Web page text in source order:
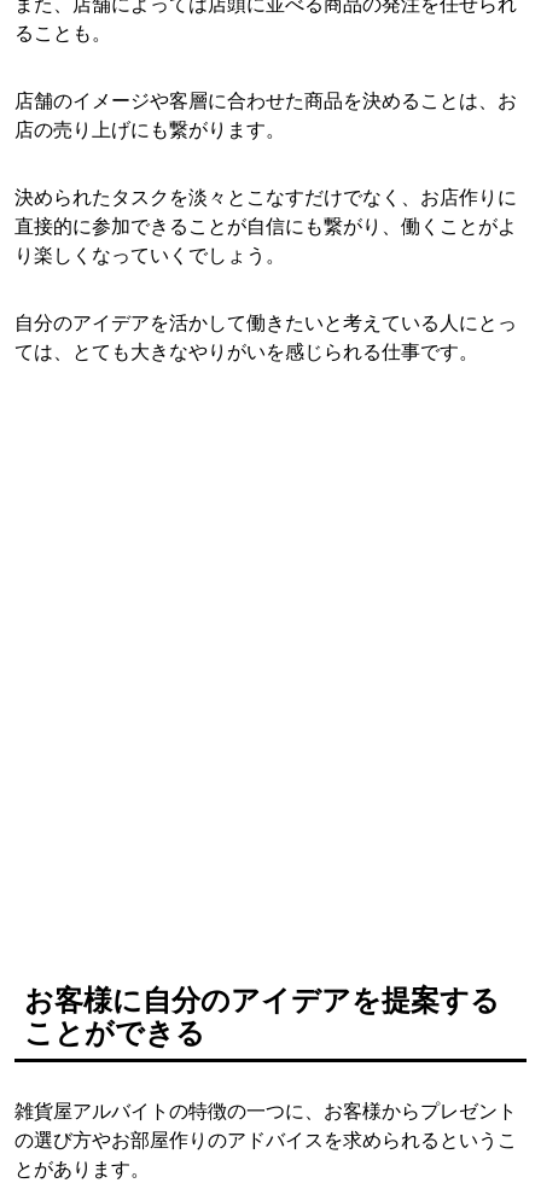
ることも。
店舗のイメージや客層に合わせた商品を決めることは、お
店の売り上げにも繋がります。
決められたタスクを淡々とこなすだけでなく、お店作りに
直接的に参加できることが自信にも繋がり、働くことがよ
り楽しくなっていくでしょう。
自分のアイデアを活かして働きたいと考えている人にとっ
ては、とても大きなやりがいを感じられる仕事です。
お客様に自分のアイデアを提案する
ことができる
雑貨屋アルバイトの特徴の一つに、お客様からプレゼント
の選び方やお部屋作りのアドバイスを求められるというこ
とがあります。